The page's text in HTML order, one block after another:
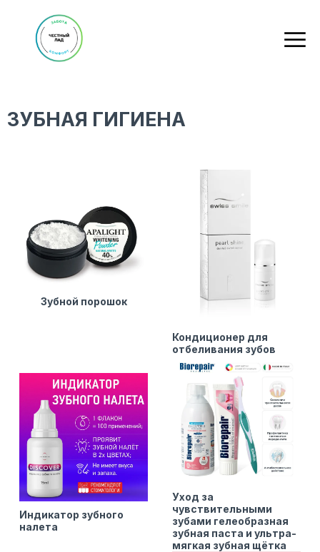
ЗУБНАЯ ГИГИЕНА
Зубной порошок
Кондиционер для
отбеливания зубов
Индикатор зубного
налета
Уход за
чувствительными
зубами гелеобразная
зубная паста и ультра-
мягкая зубная щётка